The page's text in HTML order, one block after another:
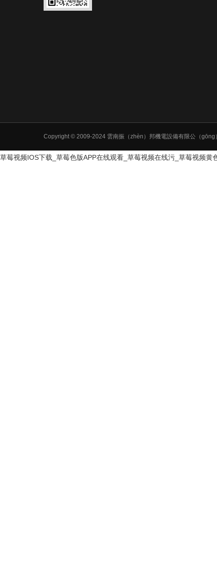
Copyright © 2009-2024 雲南振（zhèn）邦機電設備有限公（
草莓视频IOS下载_草莓色版APP在线观看_草莓视频在线污_草莓视频黄